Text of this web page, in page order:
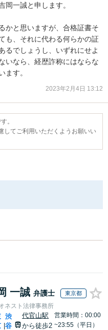
岡一誠と申します。
かと思いますが、合格証書そ
も、それに代わる何らかの証
るでしょうし、いずれにせよ
いなら、経歴詐称にはならな
ます。
2023年2月4日 13:12
。
してご利用いただくようお願いい
一誠 弁護士 東京都
ネスト法律事務所
渋
谷
代官山駅
から徒歩2
営業時間：00:00
~23:55（平日）